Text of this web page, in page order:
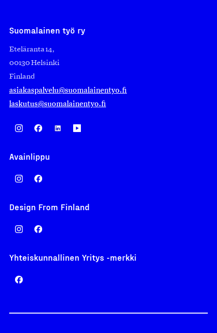
Suomalainen työ ry
Eteläranta 14,
00130 Helsinki
Finland
asiakaspalvelu@suomalainentyo.fi
laskutus@suomalainentyo.fi
Avainlippu
Design From Finland
Yhteiskunnallinen Yritys -merkki